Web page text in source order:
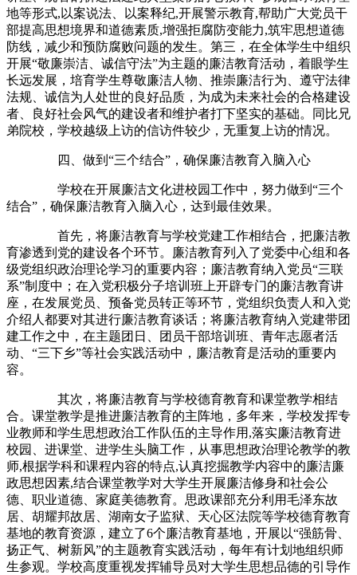
地等形式,以案说法、以案释纪,开展警示教育,帮助广大党员干
部提高思想境界和道德素质,增强拒腐防变能力,筑牢思想道德
防线，减少和预防腐败问题的发生。第三，在全体学生中组织
开展“敬廉崇洁、诚信守法”为主题的廉洁教育活动，着眼学生
长远发展，培育学生尊敬廉洁人物、推崇廉洁行为、遵守法律
法规、诚信为人处世的良好品质，为成为未来社会的合格建设
者、良好社会风气的建设者和维护者打下坚实的基础。同比兄
弟院校，学校越级上访的信访件较少，无重复上访的情况。
四、做到“三个结合”，确保廉洁教育入脑入心
学校在开展廉洁文化进校园工作中，努力做到“三个
结合”，确保廉洁教育入脑入心，达到最佳效果。
首先，将廉洁教育与学校党建工作相结合，把廉洁教
育渗透到党的建设各个环节。廉洁教育列入了党委中心组和各
级党组织政治理论学习的重要内容；廉洁教育纳入党员“三联
系”制度中；在入党积极分子培训班上开辟专门的廉洁教育讲
座，在发展党员、预备党员转正等环节，党组织负责人和入党
介绍人都要对其进行廉洁教育谈话；将廉洁教育纳入党建带团
建工作之中，在主题团日、团员干部培训班、青年志愿者活
动、“三下乡”等社会实践活动中，廉洁教育是活动的重要内
容。
其次，将廉洁教育与学校德育教育和课堂教学相结
合。课堂教学是推进廉洁教育的主阵地，多年来，学校发挥专
业教师和学生思想政治工作队伍的主导作用,落实廉洁教育进
校园、进课堂、进学生头脑工作，从事思想政治理论教学的教
师,根据学科和课程内容的特点,认真挖掘教学内容中的廉洁廉
政思想因素,结合课堂教学对大学生开展廉洁修身和社会公
德、职业道德、家庭美德教育。思政课部充分利用毛泽东故
居、胡耀邦故居、湖南女子监狱、天心区法院等学校德育教育
基地的教育资源，建立了6个廉洁教育基地，开展以“强筋骨、
扬正气、树新风”的主题教育实践活动，每年有计划地组织师
生参观。学校高度重视发挥辅导员对大学生思想品德的引导作